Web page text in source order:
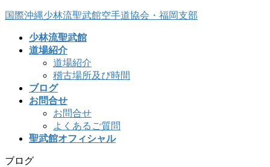
コ
ナ
国際沖縄少林流聖武館空手道協会・福岡支部
少林流聖武館
道場紹介
道場紹介
稽古場所及び時間
ブログ
お問合せ
お問合せ
よくあるご質問
聖武館オフィシャル
ブログ